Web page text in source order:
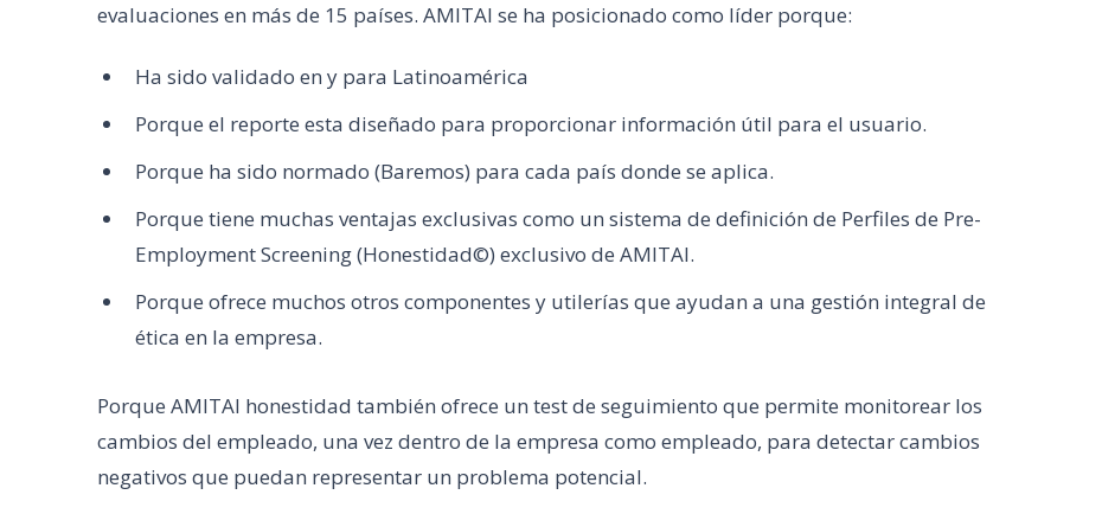
evaluaciones en más de 15 países. AMITAI se ha posicionado como líder porque:
Ha sido validado en y para Latinoamérica
Porque el reporte esta diseñado para proporcionar información útil para el usuario.
Porque ha sido normado (Baremos) para cada país donde se aplica.
Porque tiene muchas ventajas exclusivas como un sistema de definición de Perfiles de Pre-
Employment Screening (Honestidad©) exclusivo de AMITAI.
Porque ofrece muchos otros componentes y utilerías que ayudan a una gestión integral de
ética en la empresa.
Porque AMITAI honestidad también ofrece un test de seguimiento que permite monitorear los
cambios del empleado, una vez dentro de la empresa como empleado, para detectar cambios
negativos que puedan representar un problema potencial.